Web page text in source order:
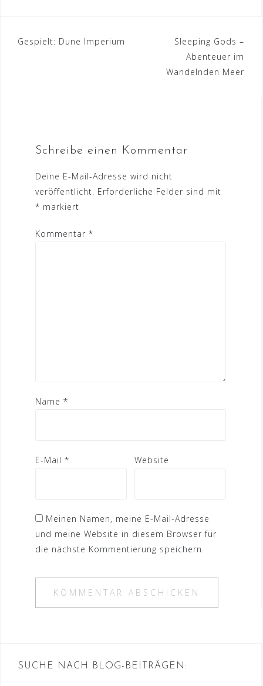
Beitrags-
Gespielt: Dune Imperium
Sleeping Gods –
Abenteuer im
Wandelnden Meer
Schreibe einen Kommentar
Deine E-Mail-Adresse wird nicht
veröffentlicht. Erforderliche Felder sind mit
* markiert
Kommentar *
Name *
E-Mail * Website
Meinen Namen, meine E-Mail-Adresse
und meine Website in diesem Browser für
die nächste Kommentierung speichern.
SUCHE NACH BLOG-BEITRÄGEN: